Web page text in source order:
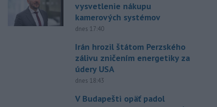
vysvetlenie nákupu
kamerových systémov
dnes 17:40
Irán hrozil štátom Perzského
zálivu zničením energetiky za
údery USA
dnes 18:43
V Budapešti opäť padol